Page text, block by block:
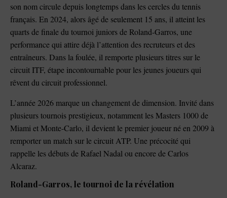
son nom circule depuis longtemps dans les cercles du tennis
français. En 2024, alors âgé de seulement 15 ans, il atteint les
quarts de finale du tournoi juniors de Roland-Garros, une
performance qui attire déjà l’attention des recruteurs et des
entraîneurs. Dans la foulée, il remporte plusieurs titres sur le
circuit ITF, étape incontournable pour les jeunes joueurs qui
rêvent du circuit professionnel.
L’année 2026 marque un changement de dimension. Invité dans
plusieurs tournois prestigieux, notamment les Masters 1000 de
Miami et Monte-Carlo, il devient le premier joueur né en 2009 à
remporter un match sur le circuit ATP. Une précocité qui
rappelle les débuts de Rafael Nadal ou encore de Carlos
Alcaraz.
Roland-Garros, le tournoi de la révélation